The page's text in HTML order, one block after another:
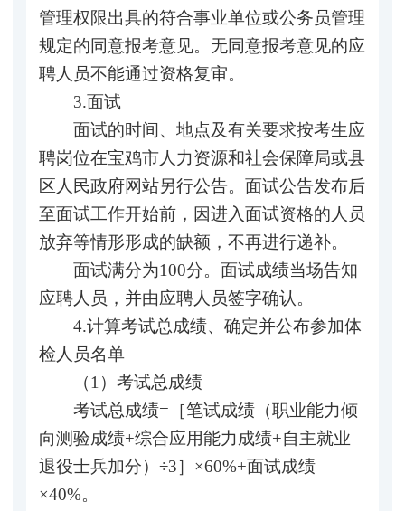
管理权限出具的符合事业单位或公务员管理
规定的同意报考意见。无同意报考意见的应
聘人员不能通过资格复审。
3.面试
面试的时间、地点及有关要求按考生应
聘岗位在宝鸡市人力资源和社会保障局或县
区人民政府网站另行公告。面试公告发布后
至面试工作开始前，因进入面试资格的人员
放弃等情形形成的缺额，不再进行递补。
面试满分为100分。面试成绩当场告知
应聘人员，并由应聘人员签字确认。
4.计算考试总成绩、确定并公布参加体
检人员名单
（1）考试总成绩
考试总成绩=［笔试成绩（职业能力倾
向测验成绩+综合应用能力成绩+自主就业
退役士兵加分）÷3］×60%+面试成绩
×40%。